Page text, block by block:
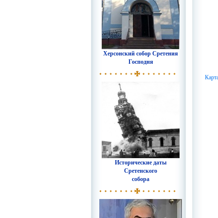
Херсонский собор Сретения
Господня
Исторические даты
Сретенского
собора